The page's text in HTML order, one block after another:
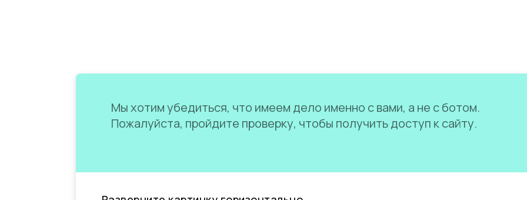
Мы хотим убедиться, что имеем дело именно с вами, а не с ботом.
Пожалуйста, пройдите проверку, чтобы получить доступ к сайту.